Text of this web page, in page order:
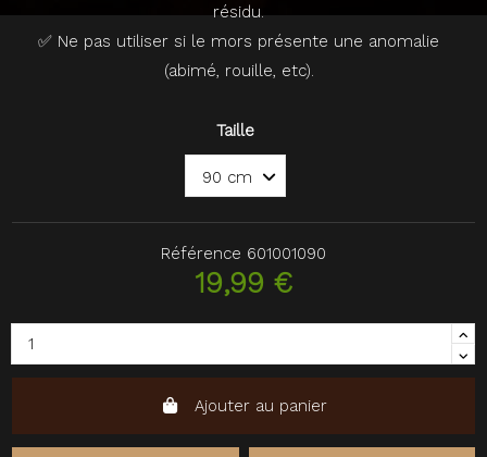
résidu.
✅ Ne pas utiliser si le mors présente une anomalie
(abimé, rouille, etc).
Taille
Référence 601001090
19,99 €
Ajouter au panier